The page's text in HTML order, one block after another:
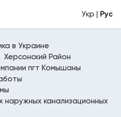
Укр | Рус
в Украине
Херсонский Район
пгт Комышаны
наружных канализационных